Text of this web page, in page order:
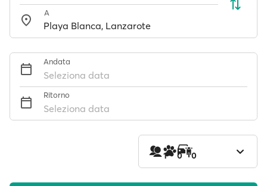
A
Andata
Seleziona data
Ritorno
Seleziona data
1 0 0